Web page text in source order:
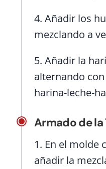
4. Añadir los
mezclando a
5. Añadir la
alternando
harina-leche-
Armado de la
1. En el molde
añadir la